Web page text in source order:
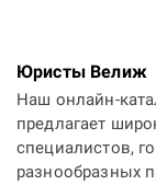
Юристы Велиж
Наш онлайн-
предлагает
специалистов,
разнообразных